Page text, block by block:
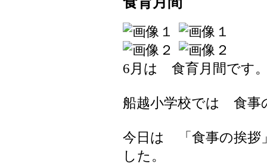
6月は 食育月間です
船越小学校では 食
今日は 「食事の挨
した。